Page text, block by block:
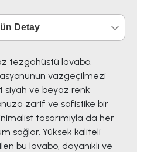
Detay
tezgahüstü lavabo,
vazgeçilmezi
siyah ve beyaz renk
zarif ve sofistike bir
tasarımıyla da her
sağlar. Yüksek kaliteli
bu lavabo, dayanıklı ve